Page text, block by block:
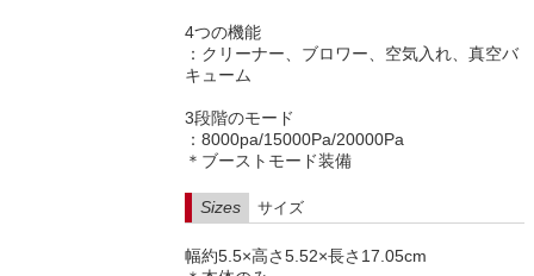
4つの機能
：クリーナー、ブロワー、空気入れ、真空バ
キューム
3段階のモード
：8000pa/15000Pa/20000Pa
＊ブーストモード装備
Sizes サイズ
幅約5.5×高さ5.52×長さ17.05cm